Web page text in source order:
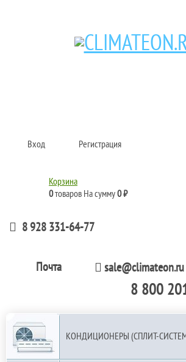
Кондиционеры и сплит-системы, газовые котлы,
Вход Регистрация
Корзина
0товаров На сумму0 ₽
8 928 331-64-77
Почта sale@climateon.ru
8 800
КОНДИЦИОНЕРЫ (СПЛИТ-